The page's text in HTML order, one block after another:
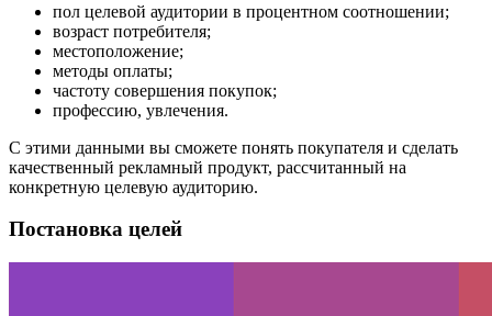
пол целевой аудитории в процентном соотношении;
возраст потребителя;
местоположение;
методы оплаты;
частоту совершения покупок;
профессию, увлечения.
С этими данными вы сможете понять покупателя и сделать
качественный рекламный продукт, рассчитанный на
конкретную целевую аудиторию.
Постановка целей